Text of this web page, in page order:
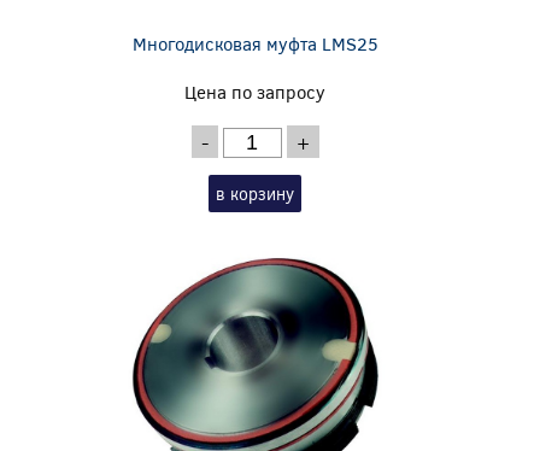
Многодисковая муфта LMS25
Цена по запросу
- +
в корзину